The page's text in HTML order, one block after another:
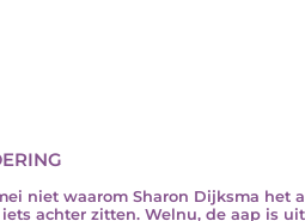
niet waarom Sharon Dijksma het
achter zitten. Welnu, de aap is